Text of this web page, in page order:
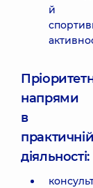
й
напрями
в
практичній
діяльності: